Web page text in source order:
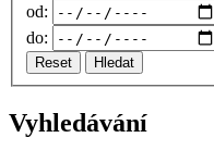
od:
do:
Reset Hledat
Vyhledávání